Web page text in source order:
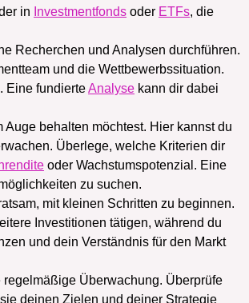
in Investmentfonds oder ETFs, die
Recherchen und Analysen durchführen.
und die Wettbewerbssituation.
Eine fundierteAnalyse kann dir dabei
behalten möchtest. Hier kannst du
Überlege, welche Kriterien dir
oder Wachstumspotenzial. Eine
zu suchen.
mit kleinen Schritten zu beginnen.
Investitionen tätigen, während du
und dein Verständnis für den Markt
Überwachung. Überprüfe
deinen Zielen und deiner Strategie